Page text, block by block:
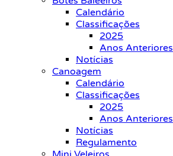
Calendário
Classificações
2025
Anos Anteriores
Notícias
Canoagem
Calendário
Classificações
2025
Anos Anteriores
Notícias
Regulamento